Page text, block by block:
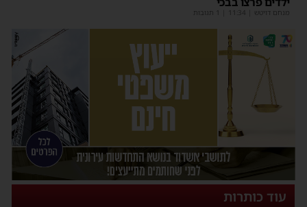
מנחם דויטש 11:34
עוד כותרות